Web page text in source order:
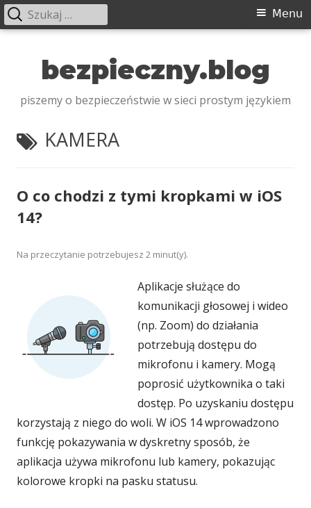
bezpieczny.blog
piszemy o bezpieczeństwie w sieci prostym językiem
Menu
Menu
Szukaj:
TAGI:
KAMERA
O co chodzi z tymi kropkami w iOS
14?
Na przeczytanie potrzebujesz 2 minut(y).
Aplikacje służące do
komunikacji głosowej i wideo
(np. Zoom) do działania
potrzebują dostępu do
mikrofonu i kamery. Mogą
poprosić użytkownika o taki
dostęp. Po uzyskaniu dostępu
korzystają z niego do woli. W iOS 14 wprowadzono
funkcję pokazywania w dyskretny sposób, że
aplikacja używa mikrofonu lub kamery, pokazując
kolorowe kropki na pasku statusu.